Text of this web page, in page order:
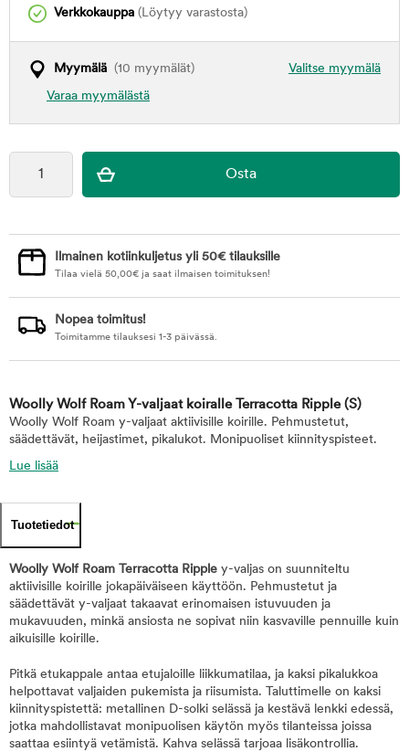
Verkkokauppa (Löytyy varastosta)
Valitse myymälä
Myymälä (10 myymälät)
Varaa myymälästä
Ilmainen kotiinkuljetus yli 50€ tilauksille
Tilaa vielä 50,00€ ja saat ilmaisen toimituksen!
Nopea toimitus!
Toimitamme tilauksesi 1-3 päivässä.
Woolly Wolf Roam Y-valjaat koiralle Terracotta Ripple (S)
Woolly Wolf Roam y-valjaat aktiivisille koirille. Pehmustetut,
säädettävät, heijastimet, pikalukot. Monipuoliset kiinnityspisteet.
Lue lisää
Tuotetiedot
Woolly Wolf Roam Terracotta Ripple y-valjas on suunniteltu
aktiivisille koirille jokapäiväiseen käyttöön. Pehmustetut ja
säädettävät y-valjaat takaavat erinomaisen istuvuuden ja
mukavuuden, minkä ansiosta ne sopivat niin kasvaville pennuille kuin
aikuisille koirille.
Pitkä etukappale antaa etujaloille liikkumatilaa, ja kaksi pikalukkoa
helpottavat valjaiden pukemista ja riisumista. Taluttimelle on kaksi
kiinnityspistettä: metallinen D-solki selässä ja kestävä lenkki edessä,
jotka mahdollistavat monipuolisen käytön myös tilanteissa joissa
saattaa esiintyä vetämistä. Kahva selässä tarjoaa lisäkontrollia.